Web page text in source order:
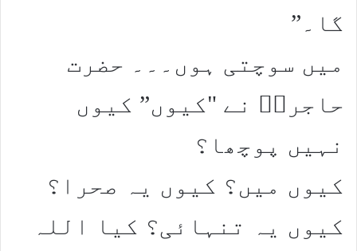
گا۔”
میں سوچتی ہوں۔۔۔ حضرت
حاجرہؑ نے "کیوں” کیوں
نہیں پوچھا؟
کیوں میں؟ کیوں یہ صحرا؟
کیوں یہ تنہائی؟ کیا اللہ